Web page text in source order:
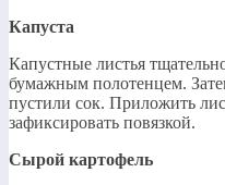
Капуста
Капустные листья
бумажным полотенцем.
пустили сок. Приложить
зафиксировать повязкой.
Сырой картофель